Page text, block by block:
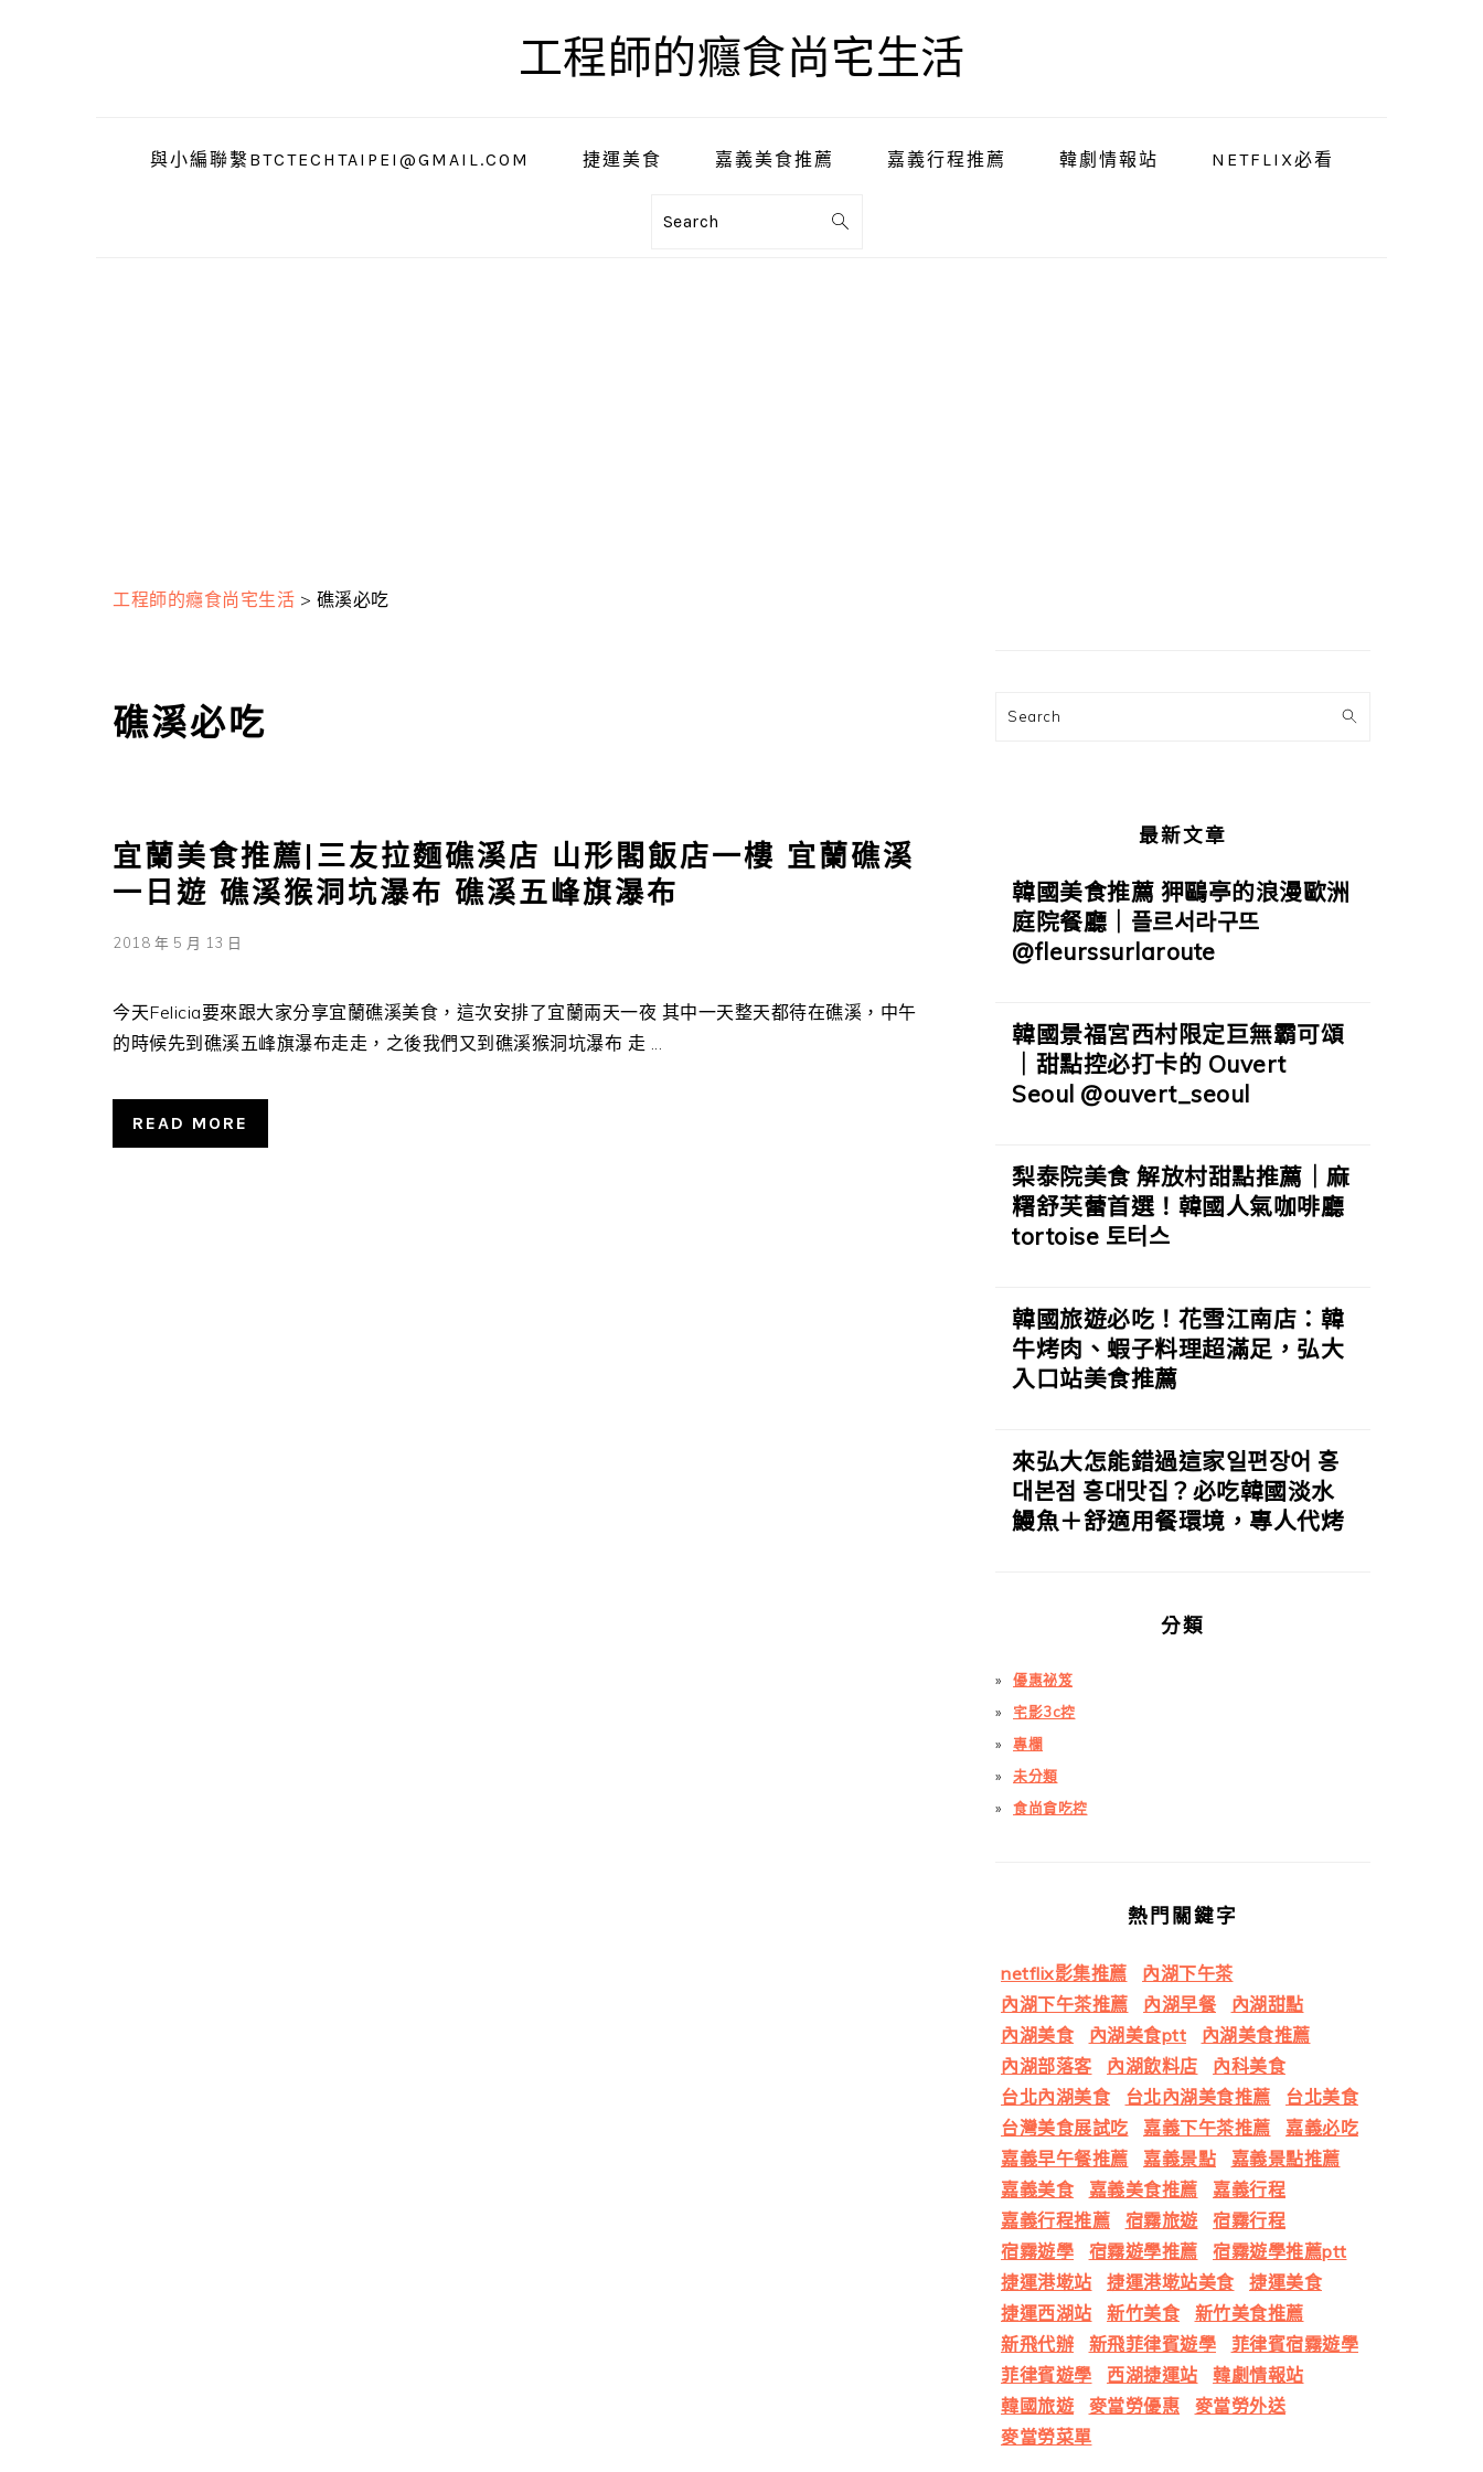
工程師的癮食尚宅生活
與小編聯繫BTCTECHTAIPEI@GMAIL.COM 捷運美食 嘉義美食推薦 嘉義行程推薦 韓劇情報站 NETFLIX必看
Search
工程師的癮食尚宅生活 > 礁溪必吃
礁溪必吃
宜蘭美食推薦|三友拉麵礁溪店 山形閣飯店一樓 宜蘭礁溪
一日遊 礁溪猴洞坑瀑布 礁溪五峰旗瀑布
2018 年 5 月 13 日
今天Felicia要來跟大家分享宜蘭礁溪美食，這次安排了宜蘭兩天一夜 其中一天整天都待在礁溪，中午
的時候先到礁溪五峰旗瀑布走走，之後我們又到礁溪猴洞坑瀑布 走 ...
READ MORE
欄
Search
最新文章
韓國美食推薦 狎鷗亭的浪漫歐洲
庭院餐廳｜플르서라구뜨
@fleurssurlaroute
韓國景福宮西村限定巨無霸可頌
｜甜點控必打卡的 Ouvert
Seoul @ouvert_seoul
梨泰院美食 解放村甜點推薦｜麻
糬舒芙蕾首選！韓國人氣咖啡廳
tortoise 토터스
韓國旅遊必吃！花雪江南店：韓
牛烤肉、蝦子料理超滿足，弘大
入口站美食推薦
來弘大怎能錯過這家일편장어 홍
대본점 홍대맛집？必吃韓國淡水
鰻魚＋舒適用餐環境，專人代烤
分類
優惠祕笈
宅影3c控
專欄
未分類
食尚貪吃控
熱門關鍵字
netflix影集推薦
內湖下午茶
內湖下午茶推薦
內湖早餐
內湖甜點
內湖美食
內湖美食ptt
內湖美食推薦
內湖部落客
內湖飲料店
內科美食
台北內湖美食
台北內湖美食推薦
台北美食
台灣美食展試吃
嘉義下午茶推薦
嘉義必吃
嘉義早午餐推薦
嘉義景點
嘉義景點推薦
嘉義美食
嘉義美食推薦
嘉義行程
嘉義行程推薦
宿霧旅遊
宿霧行程
宿霧遊學
宿霧遊學推薦
宿霧遊學推薦ptt
捷運港墘站
捷運港墘站美食
捷運美食
捷運西湖站
新竹美食
新竹美食推薦
新飛代辦
新飛菲律賓遊學
菲律賓宿霧遊學
菲律賓遊學
西湖捷運站
韓劇情報站
韓國旅遊
麥當勞優惠
麥當勞外送
麥當勞菜單